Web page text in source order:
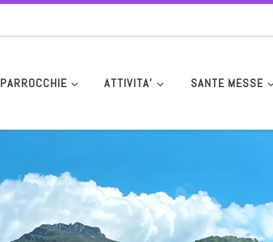
PARROCCHIE ATTIVITA’ SANTE MESSE